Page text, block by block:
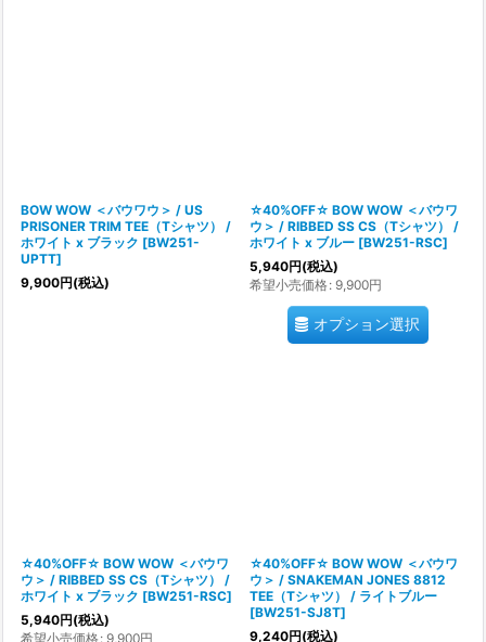
BOW WOW ＜バウワウ＞ / US
PRISONER TRIM TEE（Tシャツ） /
ホワイト x ブラック [BW251-
UPTT]
9,900円(税込)
☆40%OFF☆ BOW WOW ＜バウワ
ウ＞ / RIBBED SS CS（Tシャツ） /
ホワイト x ブルー [BW251-RSC]
5,940円(税込)
希望小売価格: 9,900円
オプション選択
☆40%OFF☆ BOW WOW ＜バウワ
ウ＞ / RIBBED SS CS（Tシャツ） /
ホワイト x ブラック [BW251-RSC]
5,940円(税込)
希望小売価格: 9,900円
☆40%OFF☆ BOW WOW ＜バウワ
ウ＞ / SNAKEMAN JONES 8812
TEE（Tシャツ） / ライトブルー
[BW251-SJ8T]
9,240円(税込)